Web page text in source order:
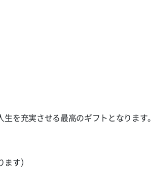
を充実させる最高のギフトとなります。
す）